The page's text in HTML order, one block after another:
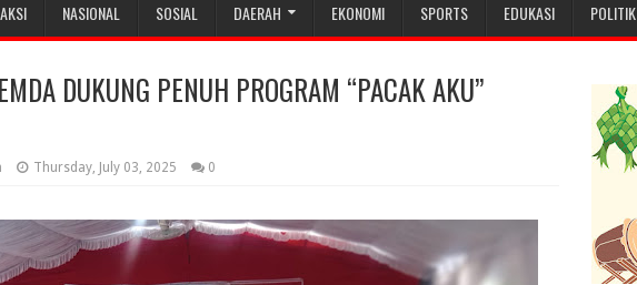
NASIONAL SOSIAL DAERAH EKONOMI SPORTS EDUKASI POLITIK
DUKUNG PENUH PROGRAM “PACAK AKU”
Thursday, July 03, 2025 0